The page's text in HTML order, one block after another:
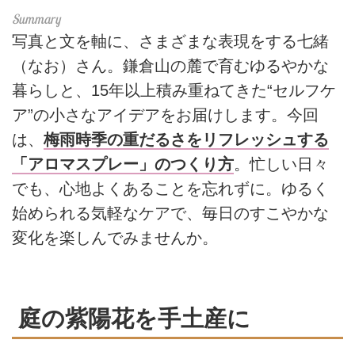
写真と文を軸に、さまざまな表現をする七緒
（なお）さん。鎌倉山の麓で育むゆるやかな
暮らしと、15年以上積み重ねてきた“セルフケ
ア”の小さなアイデアをお届けします。今回
は、 梅雨時季の重だるさをリフレッシュする
「アロマスプレー」のつくり方。忙しい日々
でも、心地よくあることを忘れずに。ゆるく
始められる気軽なケアで、毎日のすこやかな
変化を楽しんでみませんか。
庭の紫陽花を手土産に